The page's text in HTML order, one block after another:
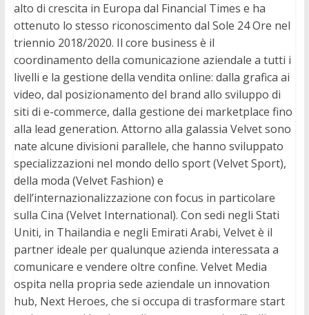
alto di crescita in Europa dal Financial Times e ha
ottenuto lo stesso riconoscimento dal Sole 24 Ore nel
triennio 2018/2020. Il core business è il
coordinamento della comunicazione aziendale a tutti i
livelli e la gestione della vendita online: dalla grafica ai
video, dal posizionamento del brand allo sviluppo di
siti di e-commerce, dalla gestione dei marketplace fino
alla lead generation. Attorno alla galassia Velvet sono
nate alcune divisioni parallele, che hanno sviluppato
specializzazioni nel mondo dello sport (Velvet Sport),
della moda (Velvet Fashion) e
dell’internazionalizzazione con focus in particolare
sulla Cina (Velvet International). Con sedi negli Stati
Uniti, in Thailandia e negli Emirati Arabi, Velvet è il
partner ideale per qualunque azienda interessata a
comunicare e vendere oltre confine. Velvet Media
ospita nella propria sede aziendale un innovation
hub, Next Heroes, che si occupa di trasformare start